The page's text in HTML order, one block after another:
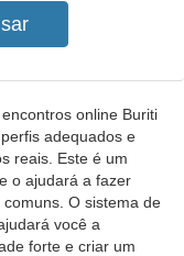
online Buriti
adequados e
reais. Este é um
o ajudará a fazer
O sistema de
você a
forte e criar um